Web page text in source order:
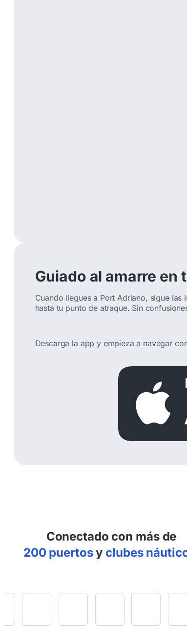
Guiado al amarre en
Cuando llegues a Port Adriano, sigue
hasta tu punto de atraque. Sin
Descarga la app y empieza a navegar
Conectado con más de
200 puertosy clubes